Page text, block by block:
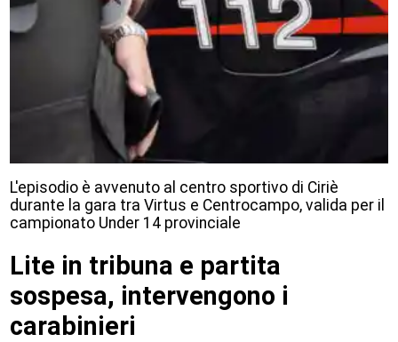
L'episodio è avvenuto al centro sportivo di Ciriè
durante la gara tra Virtus e Centrocampo, valida per il
campionato Under 14 provinciale
Lite in tribuna e partita
sospesa, intervengono i
carabinieri